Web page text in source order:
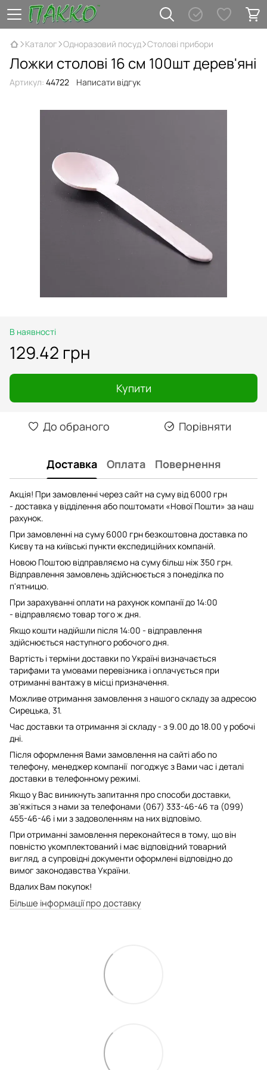
Каталог Одноразовий посуд Столові прибори
Ложки столові 16 см 100шт дерев'яні
Артикул: 44722 Написати відгук
В наявності
129.42 грн
Купити
До обраного Порівняти
Доставка Оплата Повернення
Акція! При замовленні через сайт на суму від 6000 грн
- доставка у відділення або поштомати «Нової Пошти» за наш
рахунок.
При замовленні на суму 6000 грн безкоштовна доставка по
Києву та на київські пункти експедиційних компаній.
Новою Поштою відправляємо на суму більш ніж 350 грн.
Відправлення замовлень здійснюється з понеділка по
п'ятницю.
При зарахуванні оплати на рахунок компанії до 14:00
- відправляємо товар того ж дня.
Якщо кошти надійшли після 14:00 - відправлення
здійснюється наступного робочого дня.
Вартість і терміни доставки по Україні визначається
тарифами та умовами перевізника і оплачується при
отриманні вантажу в місці призначення.
Можливе отримання замовлення з нашого складу за адресою
Сирецька, 31.
Час доставки та отримання зі складу - з 9.00 до 18.00 у робочі
дні.
Після оформлення Вами замовлення на сайті або по
телефону, менеджер компанії погоджує з Вами час і деталі
доставки в телефонному режимі.
Якщо у Вас виникнуть запитання про способи доставки,
зв'яжіться з нами за телефонами (067) 333-46-46 та (099)
455-46-46 і ми з задоволенням на них відповімо.
При отриманні замовлення переконайтеся в тому, що він
повністю укомплектований і має відповідний товарний
вигляд, а супровідні документи оформлені відповідно до
вимог законодавства України.
Вдалих Вам покупок!
Більше інформації про доставку